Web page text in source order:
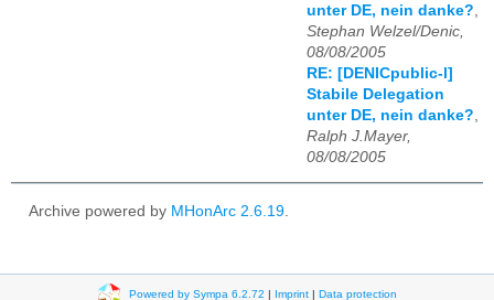
unter DE, nein danke?
Stephan Welzel/Denic,
08/08/2005
RE: [DENICpublic-l]
Stabile Delegation
unter DE, nein danke?
Ralph J.Mayer,
08/08/2005
Archive powered by MHonArc 2.6.19
Powered by Sympa 6.2.72 | Imprint| Data protection